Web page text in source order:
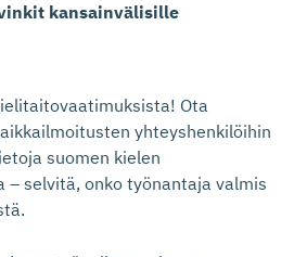
kansainvälisille
Ota
yhteyshenkilöihin
suomen kielen
– selvitä, onko työnantaja valmis